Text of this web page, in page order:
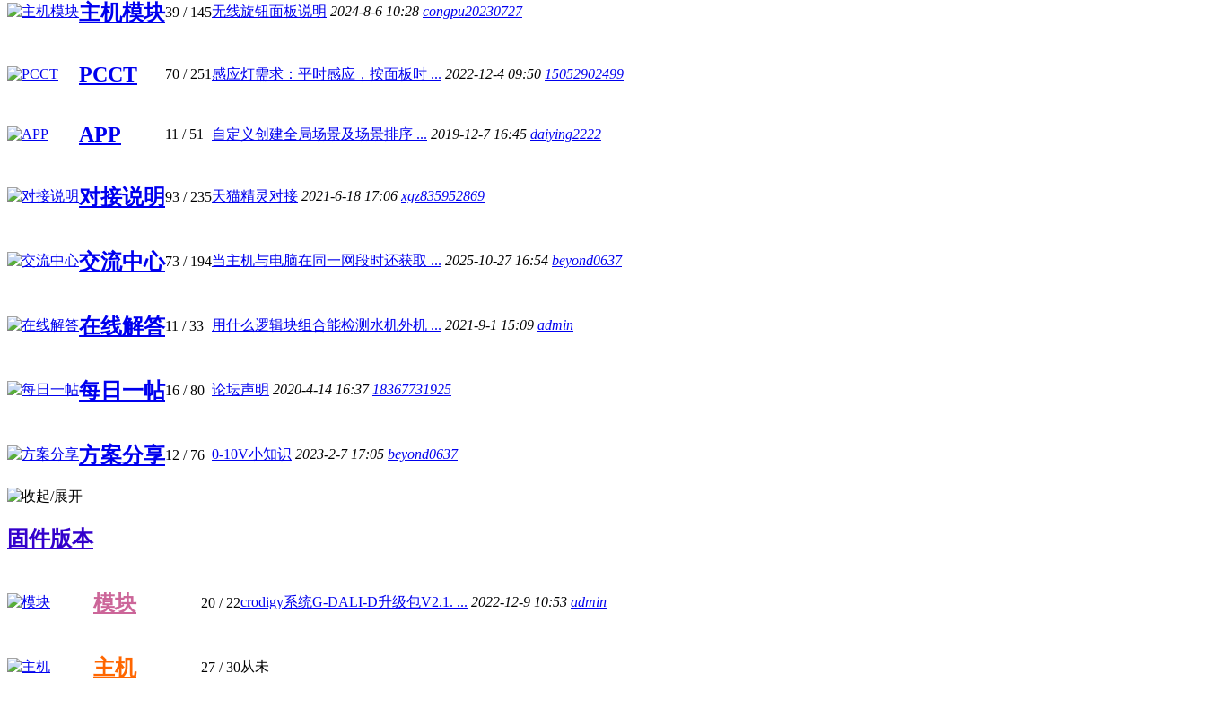
主机模块39 / 145无线旋钮面板说明 2024-8-6 10:28 congpu20230727
PCCT 70 / 251感应灯需求：平时感应，按面板时 ... 2022-12-4 09:50 15052902499
APP 11 / 51 自定义创建全局场景及场景排序 ... 2019-12-7 16:45 daiying2222
对接说明 93 / 235天猫精灵对接 2021-6-18 17:06xgz835952869
交流中心73 / 194当主机与电脑在同一网段时还获取 ... 2025-10-27 16:54 beyond0637
在线解答11 / 33 用什么逻辑块组合能检测水机外机 ... 2021-9-1 15:09 admin
每日一帖16 / 80 论坛声明 2020-4-14 16:3718367731925
方案分享12 / 76 0-10V小知识 2023-2-7 17:05 beyond0637
固件版本
模块 20 / 22crodigy系统G-DALI-D升级包V2.1. ... 2022-12-9 10:53 admin
主机 27 / 30从未